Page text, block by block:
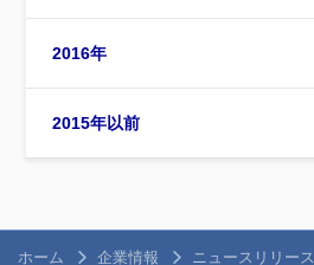
2016年
2015年以前
ホーム 企業情報 ニュースリリース